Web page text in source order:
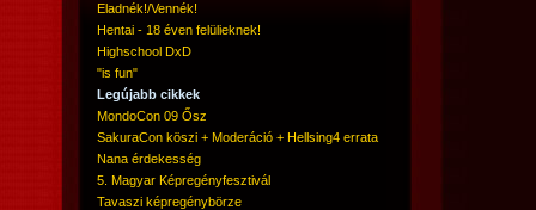
Eladnék!/Vennék!
Hentai - 18 éven felülieknek!
Highschool DxD
"is fun"
Legújabb cikkek
MondoCon 09 Ősz
SakuraCon köszi + Moderáció + Hellsing4 errata
Nana érdekesség
5. Magyar Képregényfesztivál
Tavaszi képregénybörze